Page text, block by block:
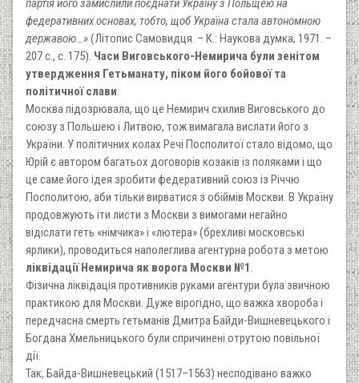
партія його замислили поєднати Україну з Польщею на
федеративних основах, тобто, щоб Україна стала автономною
державою…»(Літопис Самовидця. – К.: Наукова думка, 1971. –
207 с., с. 175). Часи Виговського-Немирича були зенітом
утвердження Гетьманату, піком його бойової та
політичної слави.
Москва підозрювала, що це Немирич схилив Виговського до
союзу з Польшею і Литвою, тож вимагала вислати його з
України. У політичних колах Речі Посполитої стало відомо, що
Юрій є автором багатьох договорів козаків із поляками і що
це саме його ідея зробити федеративний союз із Річчю
Посполитою, аби тільки вирватися з обіймів Москви. В Україну
продовжують іти листи з Москви з вимогами негайно
відіслати геть «німчика» і «лютера» (брехливі московські
ярлики), проводиться наполеглива агентурна робота з метою
ліквідації Немирича як ворога Москви №1 .
Фізична ліквідація противників руками агентури була звичною
практикою для Москви. Дуже вірогідно, що важка хвороба і
передчасна смерть гетьманів Дмитра Байди-Вишневецького і
Богдана Хмельницького були спричинені отрутою повільної
дії.
Так, Байда-Вишневецький (1517–1563) несподівано важко